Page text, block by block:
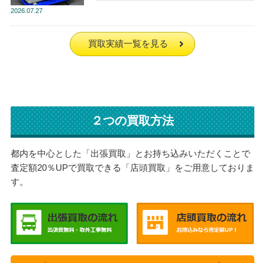
2026 07.27
買取実績一覧を見る
２つの買取方法
都内を中心とした「出張買取」とお持ち込みいただくことで
査定額20％UPで買取できる「店頭買取」をご用意しておりま
す。